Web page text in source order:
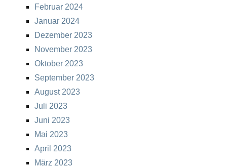
Februar 2024
Januar 2024
Dezember 2023
November 2023
Oktober 2023
September 2023
August 2023
Juli 2023
Juni 2023
Mai 2023
April 2023
März 2023